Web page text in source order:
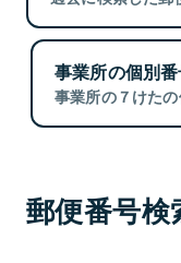
事業所の個別
事業所の７けたの
郵便番号